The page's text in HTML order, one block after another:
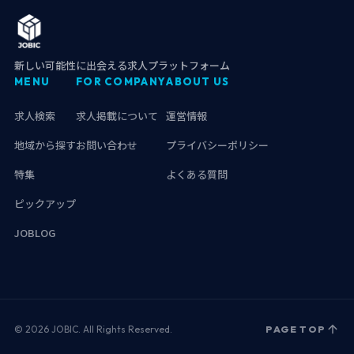
新しい可能性に出会える求人プラットフォーム
MENU
求人検索
地域から探す
特集
ピックアップ
JOBLOG
FOR COMPANY
求人掲載について
お問い合わせ
ABOUT US
運営情報
プライバシーポリシー
よくある質問
© 2026 JOBIC. All Rights Reserved. PAGE TOP